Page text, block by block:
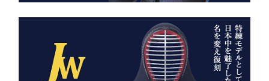
8800 木綿袴 ―
武州金橋8800 木綿袴
（小島染織工業） × 熊本
これは、
強さ・品格・こだわりをま
とうための竹刀袋。